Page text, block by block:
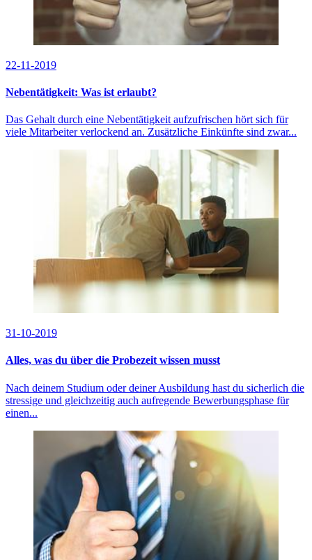
22-11-2019
Nebentätigkeit: Was ist erlaubt?
Das Gehalt durch eine Nebentätigkeit aufzufrischen hört sich für
viele Mitarbeiter verlockend an. Zusätzliche Einkünfte sind zwar...
31-10-2019
Alles, was du über die Probezeit wissen musst
Nach deinem Studium oder deiner Ausbildung hast du sicherlich die
stressige und gleichzeitig auch aufregende Bewerbungsphase für
einen...